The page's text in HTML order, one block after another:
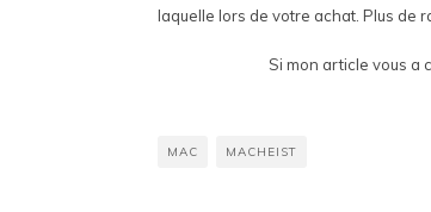
laquelle lors de votre achat. Plus de
Si mon article vous a
MAC MACHEIST